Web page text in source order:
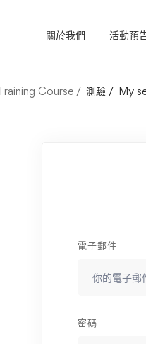
關於我們 活動預
Course 測驗 My
電子郵件
密碼